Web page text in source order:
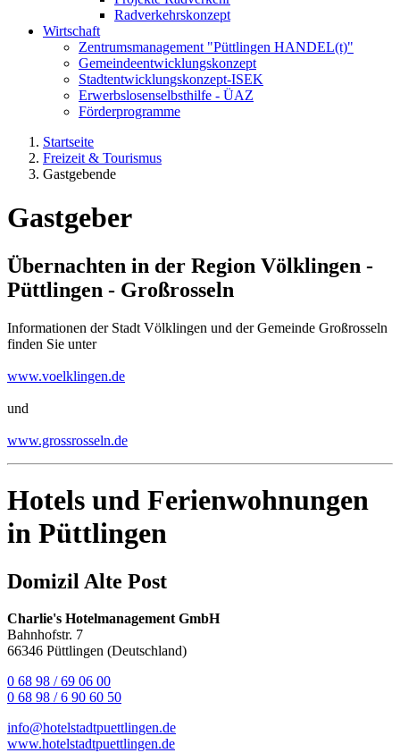
Radverkehrskonzept
Wirtschaft
Zentrumsmanagement "Püttlingen HANDEL(t)"
Gemeindeentwicklungskonzept
Stadtentwicklungskonzept-ISEK
Erwerbslosenselbsthilfe - ÜAZ
Förderprogramme
Startseite
Freizeit & Tourismus
Gastgebende
Gastgeber
Übernachten in der Region Völklingen -
Püttlingen - Großrosseln
Informationen der Stadt Völklingen und der Gemeinde Großrosseln
finden Sie unter
www.voelklingen.de
und
www.grossrosseln.de
Hotels und Ferienwohnungen
in Püttlingen
Domizil Alte Post
Charlie's Hotelmanagement GmbH
Bahnhofstr. 7
66346 Püttlingen (Deutschland)
0 68 98 / 69 06 00
0 68 98 / 6 90 60 50
info@hotelstadtpuettlingen.de
www.hotelstadtpuettlingen.de